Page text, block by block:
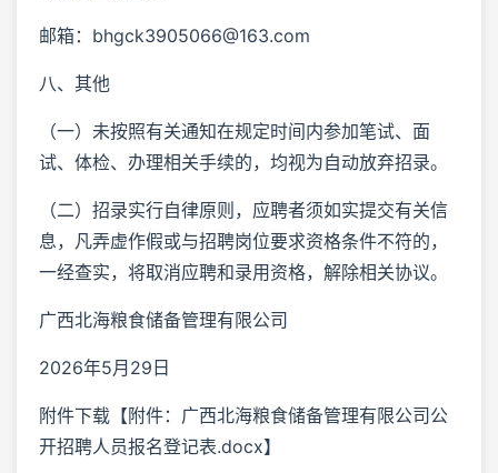
邮箱：bhgck3905066@163.com
八、其他
（一）未按照有关通知在规定时间内参加笔试、面
试、体检、办理相关手续的，均视为自动放弃招录。
（二）招录实行自律原则，应聘者须如实提交有关信
息，凡弄虚作假或与招聘岗位要求资格条件不符的，
一经查实，将取消应聘和录用资格，解除相关协议。
广西北海粮食储备管理有限公司
2026年5月29日
附件下载【附件：广西北海粮食储备管理有限公司公
开招聘人员报名登记表.docx】